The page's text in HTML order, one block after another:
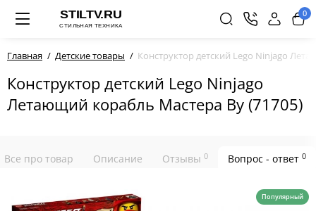
0
Главная Детские товары Конструктор детский Lego Ninjago
Конструктор детский Lego Ninjago
Летающий корабль Мастера Ву (71705)
Все про товар Описание Отзывы 0 Вопрос - ответ 0
Популярный